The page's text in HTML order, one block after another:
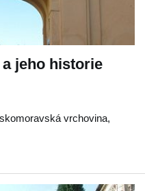
jeho historie
vrchovina,